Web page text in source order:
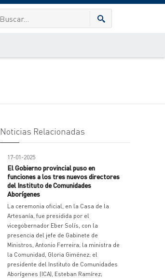
Noticias Relacionadas
17-01-2025
El Gobierno provincial puso en
funciones a los tres nuevos directores
del Instituto de Comunidades
Aborígenes
La ceremonia oficial, en la Casa de la
Artesanía, fue presidida por el
vicegobernador Eber Solís, con la
presencia del jefe de Gabinete de
Ministros, Antonio Ferreira; la ministra de
la Comunidad, Gloria Giménez; el
presidente del Instituto de Comunidades
Aborígenes (ICA), Esteban Ramírez;